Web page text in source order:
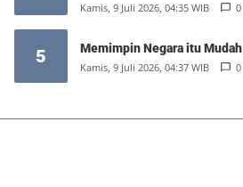
Kamis, 9 Juli 2026, 04:35 WIB 0
5 Memimpin Negara itu Mudah
Kamis, 9 Juli 2026, 04:37 WIB 0